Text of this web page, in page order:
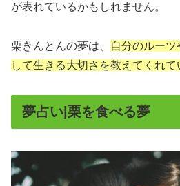
が表れているかもしれません。
栗きんとんの夢は、
自分のルー
して生きる大切さを教えてくれて
夢占い|栗を食べる夢